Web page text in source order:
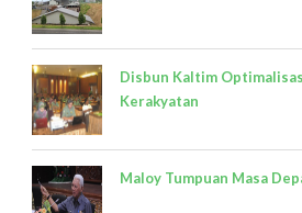
Disbun Kaltim
Kerakyatan
Maloy Tumpuan Masa